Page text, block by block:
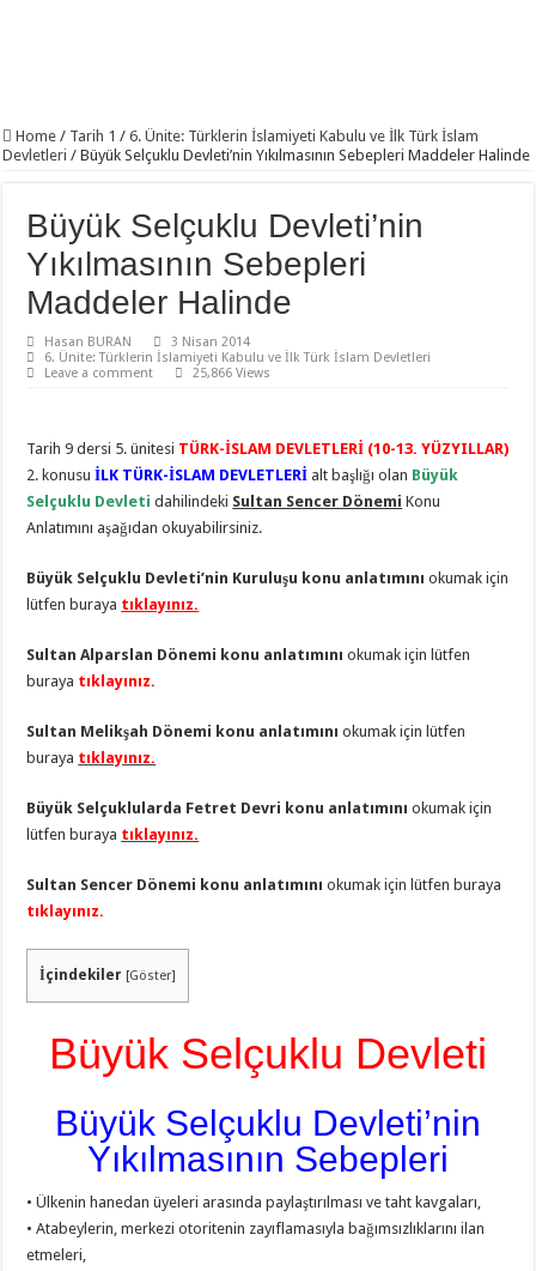
Home / Tarih 1 / 6. Ünite: Türklerin İslamiyeti Kabulu ve İlk Türk İslam
Devletleri / Büyük Selçuklu Devleti’nin Yıkılmasının Sebepleri Maddeler Halinde
Büyük Selçuklu Devleti’nin
Yıkılmasının Sebepleri
Maddeler Halinde
Hasan BURAN
3 Nisan 2014
6. Ünite: Türklerin İslamiyeti Kabulu ve İlk Türk İslam Devletleri
Leave a comment
25,866 Views
Tarih 9 dersi 5. ünitesi TÜRK-İSLAM DEVLETLERİ (10-13. YÜZYILLAR)
2. konusuİLK TÜRK-İSLAM DEVLETLERİ alt başlığı olan Büyük
Selçuklu Devleti dahilindeki Sultan Sencer Dönemi Konu
Anlatımını aşağıdan okuyabilirsiniz.
Büyük Selçuklu Devleti’nin Kuruluşu konu anlatımını okumak için
lütfen buraya tıklayınız.
Sultan Alparslan Dönemi konu anlatımını okumak için lütfen
buraya tıklayınız.
Sultan Melikşah Dönemi konu anlatımını okumak için lütfen
buraya tıklayınız.
Büyük Selçuklularda Fetret Devri konu anlatımını okumak için
lütfen buraya tıklayınız.
Sultan Sencer Dönemi konu anlatımını okumak için lütfen buraya
tıklayınız.
İçindekiler [Göster]
Büyük Selçuklu Devleti
Büyük Selçuklu Devleti’nin
Yıkılmasının Sebepleri
• Ülkenin hanedan üyeleri arasında paylaştırılması ve taht kavgaları,
• Atabeylerin, merkezi otoritenin zayıflamasıyla bağımsızlıklarını ilan
etmeleri,